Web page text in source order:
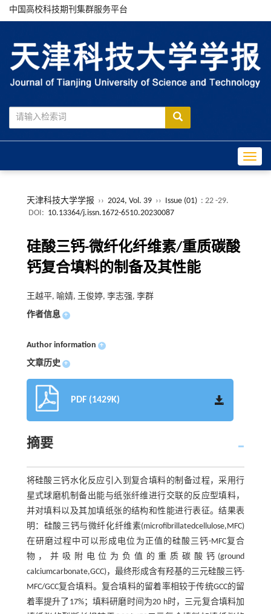
中国高校科技期刊集群服务平台
天津科技大学学报 ›› 2024, Vol. 39 ›› Issue (01) : 22 -29.
DOI: 10.13364/j.issn.1672-6510.20230087
硅酸三钙-微纤化纤维素/重质碳酸
钙复合填料的制备及其性能
王越平, 喻婧, 王俊婷, 李志强, 李群
作者信息 +
Author information +
文章历史 +
PDF (1429K)
摘要
将硅酸三钙水化反应引入到复合填料的制备过程，采用行
星式球磨机制备出能与纸张纤维进行交联的反应型填料，
并对填料以及其加填纸张的结构和性能进行表征。结果表
明：硅酸三钙与微纤化纤维素(microfibrillatedcellulose,MFC)
在研磨过程中可以形成电位为正值的硅酸三钙-MFC复合
物，并吸附电位为负值的重质碳酸钙(ground
calciumcarbonate,GCC)，最终形成含有羟基的三元硅酸三钙-
MFC/GCC复合填料。复合填料的留着率相较于传统GCC的留
着率提升了17%；填料研磨时间为20 h时，三元复合填料加